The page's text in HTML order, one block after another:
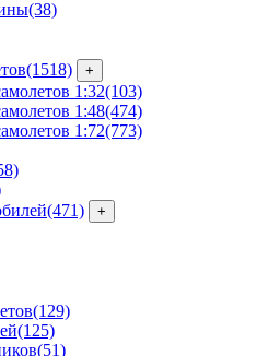
(38)
(1518) +
1:32(103)
1:48(474)
1:72(773)
(471) +
(129)
(125)
(51)